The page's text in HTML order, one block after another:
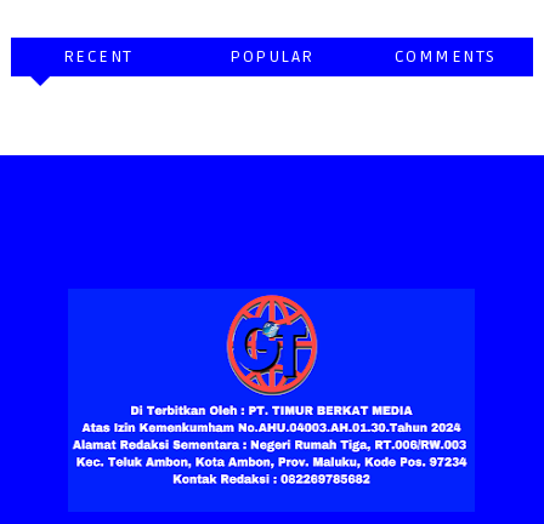
RECENT POPULAR COMMENTS